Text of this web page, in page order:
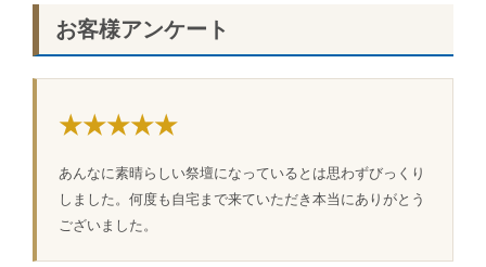
お客様アンケート
★★★★★
あんなに素晴らしい祭壇になっているとは思わずびっくり
しました。何度も自宅まで来ていただき本当にありがとう
ございました。